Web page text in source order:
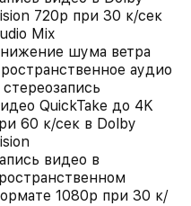
720p при 30 к/сек
Mix
шума ветра
аудио
стереозапись
QuickTake до 4K
60 к/сек в Dolby
видео в
1080p при 30 к/